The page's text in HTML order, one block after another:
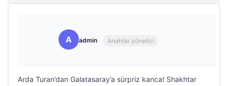
A admin Anahtar yönetici
Arda Turan’dan Galatasaray’a sürpriz kanca! Shakhtar